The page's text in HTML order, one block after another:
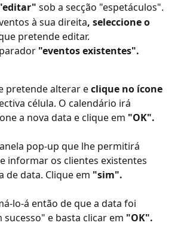
sob a secção "espetáculos".
à sua direita, seleccione o
pretende editar.
"eventos existentes".
pretende alterar e clique no ícone
célula. O calendário irá
a nova data e clique em "OK".
pop-up que lhe permitirá
informar os clientes existentes
de data. Clique em "sim".
lo-á então de que a data foi
sucesso" e basta clicar em "OK".